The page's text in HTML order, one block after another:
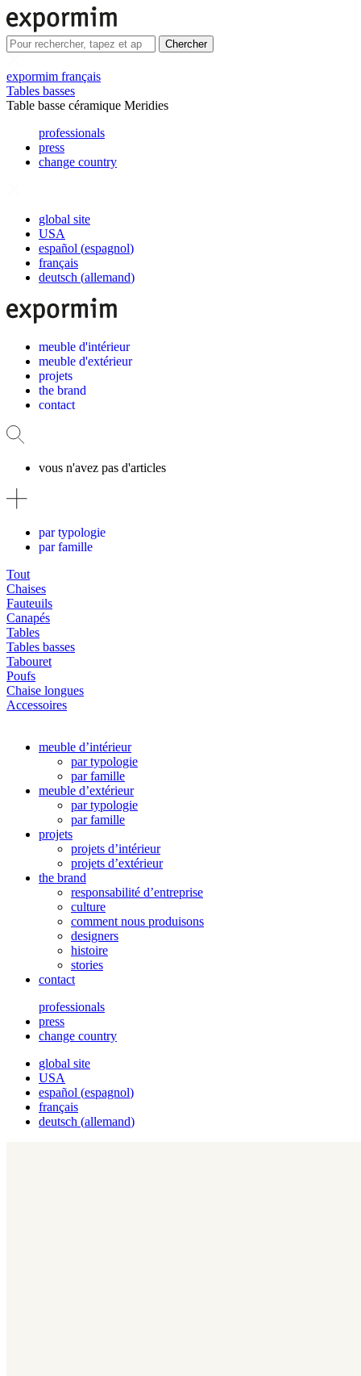
Chercher
expormim français
Tables basses
Table basse céramique Meridies
professionals
press
change country
global site
USA
español (espagnol)
français
deutsch (allemand)
meuble d'intérieur
meuble d'extérieur
projets
the brand
contact
vous n'avez pas d'articles
par typologie
par famille
Tout
Chaises
Fauteuils
Canapés
Tables
Tables basses
Tabouret
Poufs
Chaise longues
Accessoires
meuble d’intérieur
par typologie
par famille
meuble d’extérieur
par typologie
par famille
projets
projets d’intérieur
projets d’extérieur
the brand
responsabilité d’entreprise
culture
comment nous produisons
designers
histoire
stories
contact
professionals
press
change country
global site
USA
español (espagnol)
français
deutsch (allemand)